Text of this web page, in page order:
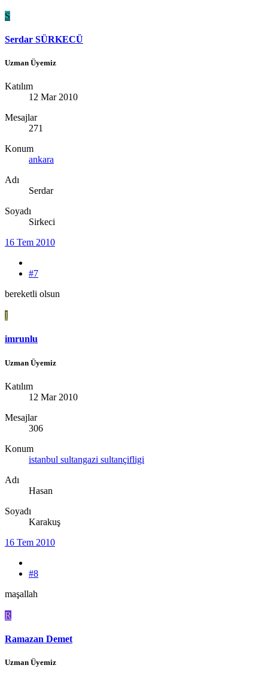
S
Serdar SÜRKECÜ
Uzman Üyemiz
Katılım
12 Mar 2010
Mesajlar
271
Konum
ankara
Adı
Serdar
Soyadı
Sirkeci
16 Tem 2010
#7
bereketli olsun
I
imrunlu
Uzman Üyemiz
Katılım
12 Mar 2010
Mesajlar
306
Konum
istanbul sultangazi sultançifligi
Adı
Hasan
Soyadı
Karakuş
16 Tem 2010
#8
maşallah
R
Ramazan Demet
Uzman Üyemiz